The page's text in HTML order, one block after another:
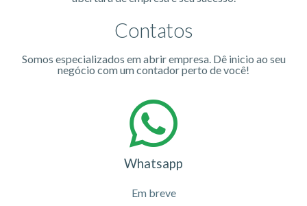
Contatos
Somos especializados em abrir empresa. Dê inicio ao seu
negócio com um contador perto de você!
Whatsapp
Em breve